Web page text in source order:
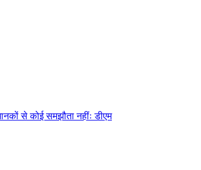
से कोई समझौता नहींः डीएम